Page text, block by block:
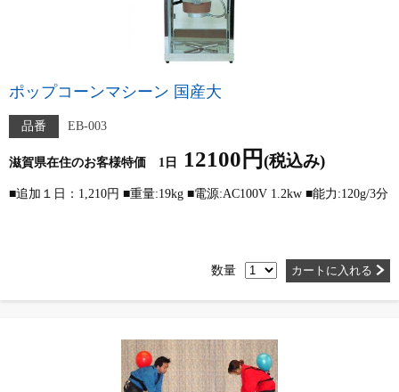
ポップコーンマシーン 国産大
品番 EB-003
滋賀県在住のお客様特価 1日 12100円(税込み)
■追加１日：1,210円 ■重量:19kg ■電源:AC100V 1.2kw ■能力:120g/3分
数量 カートに入れる